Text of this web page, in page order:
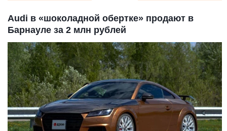
Audi в «шоколадной обертке» продают в
Барнауле за 2 млн рублей